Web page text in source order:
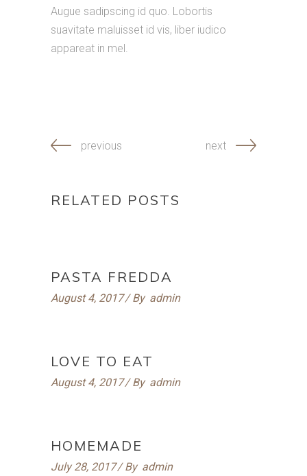
Augue sadipscing id quo. Lobortis
suavitate maluisset id vis, liber iudico
appareat in mel.
previous next
RELATED POSTS
PASTA FREDDA
August 4, 2017 By admin
LOVE TO EAT
August 4, 2017 By admin
HOMEMADE
July 28, 2017 By admin